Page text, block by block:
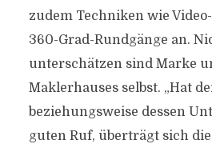
zudem Techniken wie
360-Grad-Rundgänge an.
unterschätzen sind Marke
Maklerhauses selbst. „Hat
beziehungsweise dessen
guten Ruf, überträgt sich